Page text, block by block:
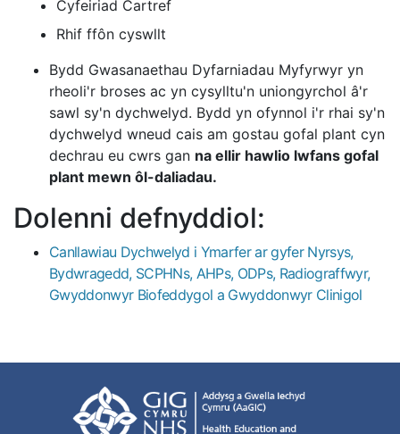
Cyfeiriad Cartref
Rhif ffôn cyswllt
Bydd Gwasanaethau Dyfarniadau Myfyrwyr yn
rheoli'r broses ac yn cysylltu'n uniongyrchol â'r
sawl sy'n dychwelyd. Bydd yn ofynnol i'r rhai sy'n
dychwelyd wneud cais am gostau gofal plant cyn
dechrau eu cwrs gan na ellir hawlio lwfans gofal
plant mewn ôl-daliadau.
Dolenni defnyddiol:
Canllawiau Dychwelyd i Ymarfer ar gyfer Nyrsys,
Bydwragedd, SCPHNs, AHPs, ODPs, Radiograffwyr,
Gwyddonwyr Biofeddygol a Gwyddonwyr Clinigol